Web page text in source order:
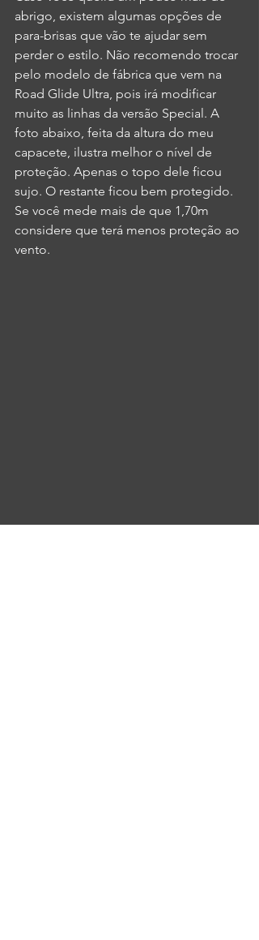
abrigo, existem algumas opções de
para-brisas que vão te ajudar sem
perder o estilo. Não recomendo trocar
pelo modelo de fábrica que vem na
Road Glide Ultra, pois irá modificar
muito as linhas da versão Special. A
foto abaixo, feita da altura do meu
capacete, ilustra melhor o nível de
proteção. Apenas o topo dele ficou
sujo. O restante ficou bem protegido.
Se você mede mais de que 1,70m
considere que terá menos proteção ao
vento.